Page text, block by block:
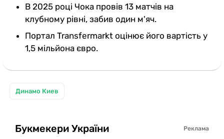
В 2025 році Чока провів 13 матчів на
клубному рівні, забив один м'яч.
Портал Transfermarkt оцінює його вартість у
1,5 мільйона євро.
Динамо Киев
Букмекери України Реклама